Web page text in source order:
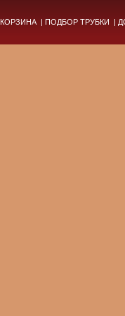
КОРЗИНА | ПОДБОР ТРУБКИ |